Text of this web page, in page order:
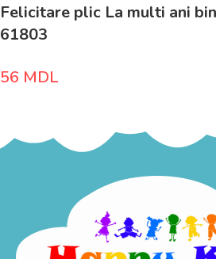
Felicitare plic La multi ani
61803
56 MDL